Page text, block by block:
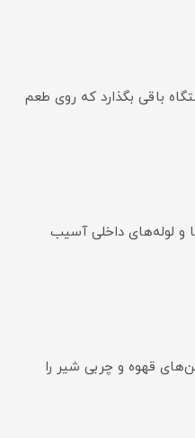
باقی بگذارد که روی طعم
و لوله‌های داخلی آسیب
قهوه و چربی شیر را